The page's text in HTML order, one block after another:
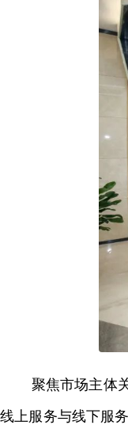
聚焦市场主体
线上服务与线下服